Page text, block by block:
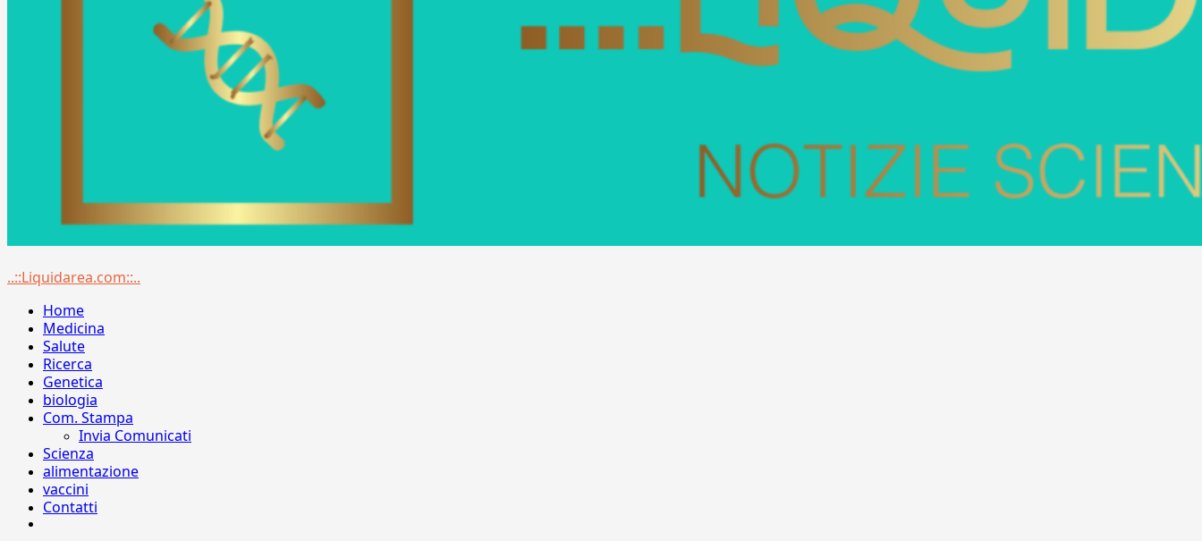
Menu
..::Liquidarea.com::..
Home
Medicina
Salute
Ricerca
Genetica
biologia
Com. Stampa
Invia Comunicati
Scienza
alimentazione
vaccini
Contatti